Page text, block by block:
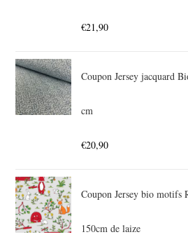
€21,90
Coupon Jersey jacquard
cm
€20,90
Coupon Jersey bio motifs
150cm de laize